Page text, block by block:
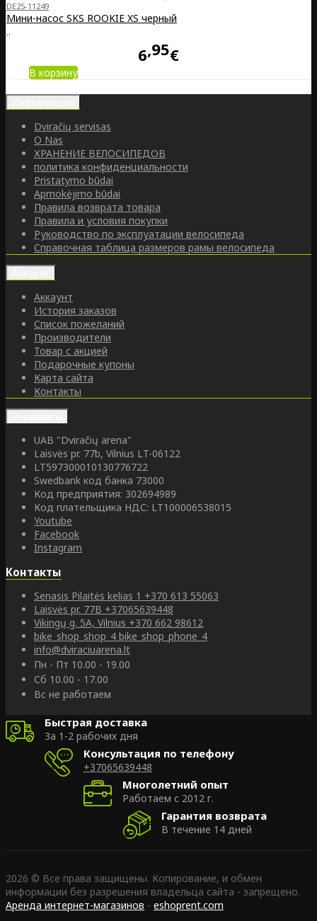
DE25-11249
Мини-насос SKS ROOKIE XS черный
..
6 95€
В корзину
Dviračių servisas
O Nas
ХРАНЕНИЕ ВЕЛОСИПЕДОВ
политика конфиденциальности
Pristatymo būdai
Apmokėjimo būdai
Правила возврата товара
Правила и условия покупки
Руководство по эксплуатации велосипеда
Справочная таблица размеров рамы велосипеда
Аккаунт
История заказов
Список пожеланий
Производители
Товар с акцией
Подарочные купоны
Карта сайта
Контакты
UAB "Dviračių arena"
Laisvės pr. 77b, Vilnius LT-06122
LT597300010130776722
Swedbank код банка 73000
Код предприятия: 302694989
Код плательщика НДС: LT100006538015
Youtube
Facebook
Instagram
Контакты
Senasis Pilaitės kelias 1 +370 613 55063
Laisvės pr. 77B +37065639448
Vikingų g. 5A, Vilnius +370 662 98612
bike_shop_shop_4 bike_shop_phone_4
info@dviraciuarena.lt
Пн - Пт 10.00 - 19.00
Сб 10.00 - 17.00
Вс не работаем
Быстрая доставка
За 1-2 рабочих дня
Консультация по телефону
+37065639448
Многолетний опыт
Работаем с 2012 г.
Гарантия возврата
В течение 14 дней
2026 © Все права защищены. Копирование, и обмен
информации без разрешения владельца сайта - запрещено.
Аренда интернет-магазинов - eshoprent.com